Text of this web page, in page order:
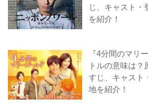
じ、キャスト・
を紹介！
『4分間のマリ
トルの意味は？
すじ、キャスト
地を紹介！